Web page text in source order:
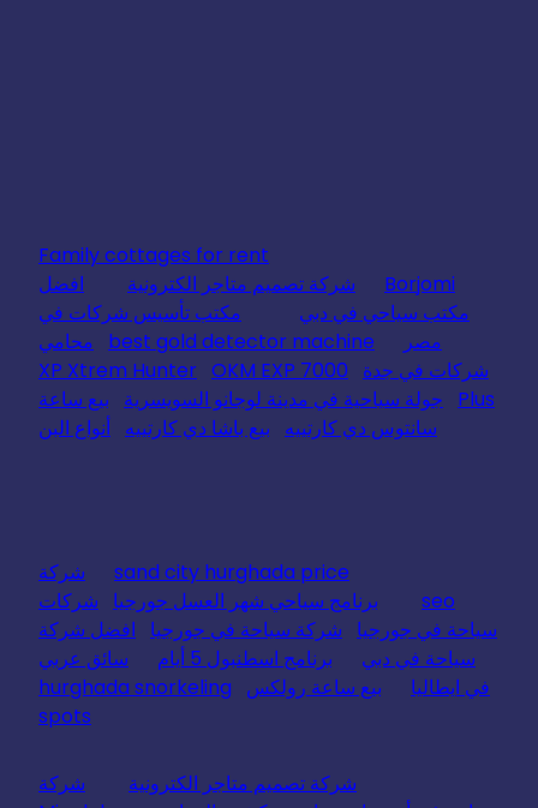
Family cottages for rent
Borjomi
شركة تصميم متاجر الكترونية
افضل
مكتب سياحي في دبي
مكتب تأسيس شركات في
مصر
best gold detector machine
محامي
شركات في جدة
XP Xtrem Hunter OKM EXP 7000
Plus
جولة سياحية في مدينة لوجانو السويسرية
بيع ساعة
سانتوس دي كارتييه
بيع باشا دي كارتييه أنواع البن
sand city hurghada price
شركة
seo
برنامج سياحي شهر العسل جورجيا
شركات
سياحة في جورجيا
شركة سياحة في جورجيا
افضل شركة
سياحة في دبي
برنامج اسطنبول 5 أيام
سائق عربي
في ايطاليا
بيع ساعة رولكس
hurghada snorkeling
spots
شركة تصميم متاجر الكترونية
شركة